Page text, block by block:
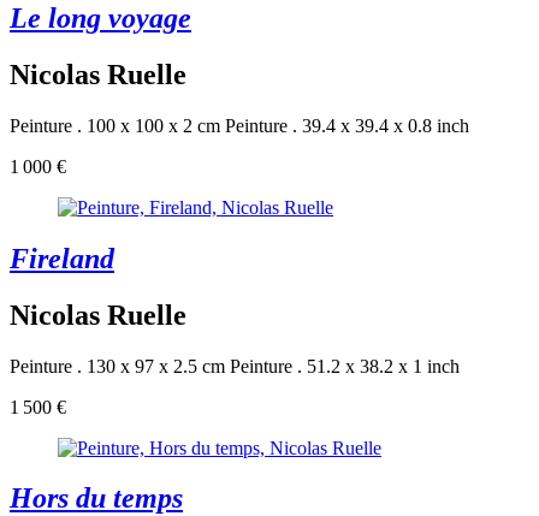
Le long voyage
Nicolas Ruelle
Peinture . 100 x 100 x 2 cm Peinture . 39.4 x 39.4 x 0.8 inch
1 000 €
Fireland
Nicolas Ruelle
Peinture . 130 x 97 x 2.5 cm Peinture . 51.2 x 38.2 x 1 inch
1 500 €
Hors du temps